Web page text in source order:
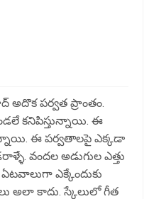
అదొక పర్వత ప్రాంతం.
కనిపిస్తున్నాయి. ఈ
ఈ పర్వతాలపై ఎక్కడా
వందల అడుగుల ఎత్తు
ఎక్కేందుకు
అలా కాదు. స్కేలులో గీత